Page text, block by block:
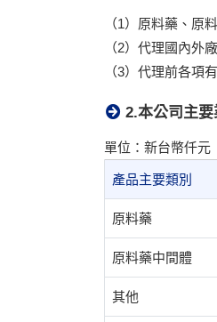
（1）原料藥、原
（2）代理國內外
（3）代理前各項
2.本公司主
單位：新台幣仟元
產品主要類別
原料藥
原料藥中間體
其他